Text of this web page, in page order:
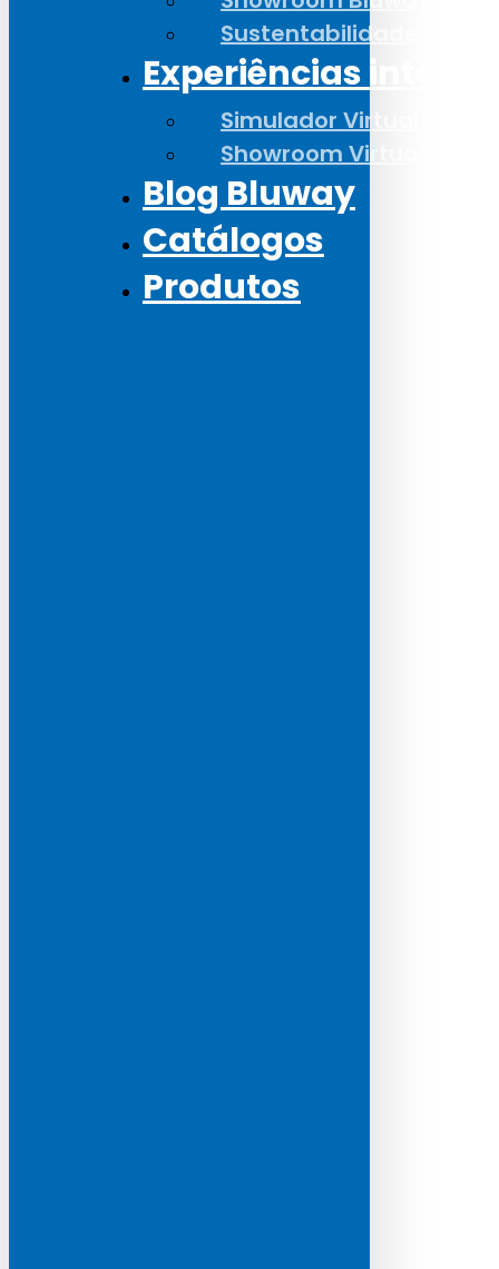
Sustentabilidade
Experiências
Simulador Virtual
Showroom Virtual
Blog Bluway
Catálogos
Produtos